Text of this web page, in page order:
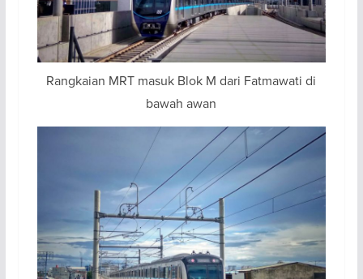
Rangkaian MRT masuk Blok M dari Fatmawati di
bawah awan